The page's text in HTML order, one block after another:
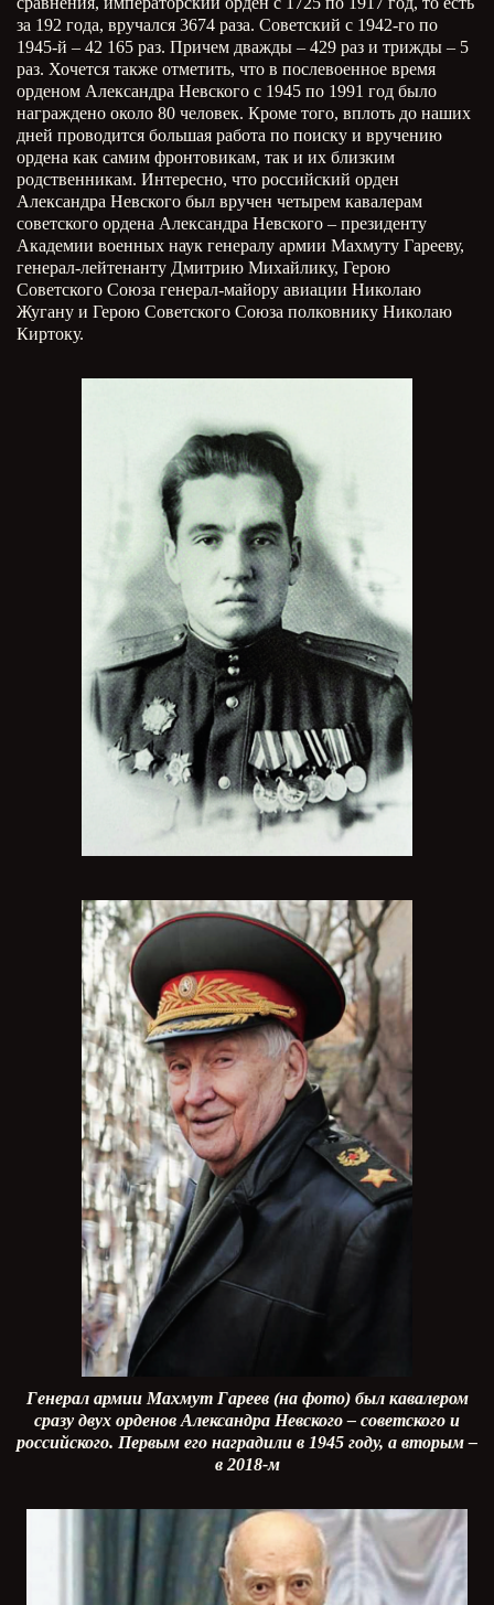
за 192 года, вручался 3674 раза. Советский с 1942-го по
1945-й – 42 165 раз. Причем дважды – 429 раз и трижды – 5
раз. Хочется также отметить, что в послевоенное время
орденом Александра Невского с 1945 по 1991 год было
награждено около 80 человек. Кроме того, вплоть до наших
дней проводится большая работа по поиску и вручению
ордена как самим фронтовикам, так и их близким
родственникам. Интересно, что российский орден
Александра Невского был вручен четырем кавалерам
советского ордена Александра Невского – президенту
Академии военных наук генералу армии Махмуту Гарееву,
генерал-лейтенанту Дмитрию Михайлику, Герою
Советского Союза генерал-майору авиации Николаю
Жугану и Герою Советского Союза полковнику Николаю
Киртоку.
Генерал армии Махмут Гареев (на фото) был кавалером
сразу двух орденов Александра Невского – советского и
российского. Первым его наградили в 1945 году, а вторым –
в 2018-м